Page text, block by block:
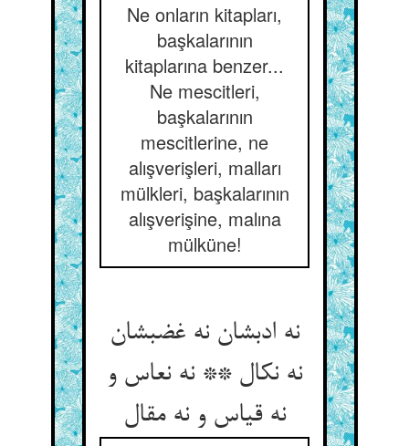
Ne onların kitapları,
başkalarının
kitaplarına benzer...
Ne mescitleri,
başkalarının
mescitlerine, ne
alışverişleri, malları
mülkleri, başkalarının
alışverişine, malına
mülküne!
نه ادبشان نه غضبشان
نه نکال ** نه نعاس و
نه قیاس و نه مقال